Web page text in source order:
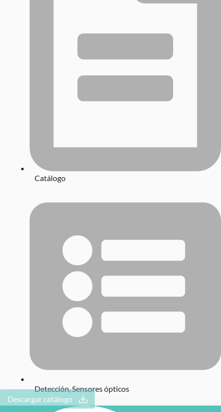
Catálogo
Detección,Sensores ópticos
Descargar catálogo